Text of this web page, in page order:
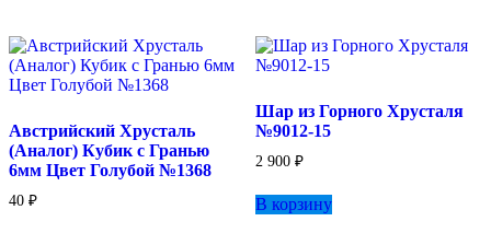
Австрийский Хрусталь
(Аналог) Кубик с Гранью
6мм Цвет Голубой №1368
40 ₽
Шар из Горного Хрусталя
№9012-15
2 900 ₽
В корзину